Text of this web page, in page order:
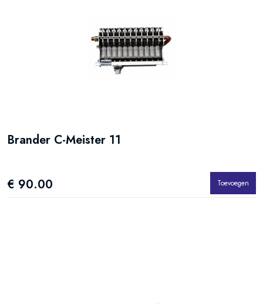
Brander C-Meister 11
€ 90.00 Toevoegen